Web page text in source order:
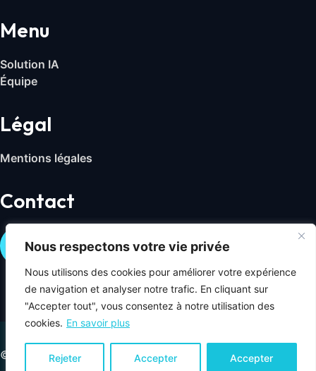
Nous respectons votre vie privée
Nous utilisons des cookies pour améliorer votre expérience
de navigation et analyser notre trafic. En cliquant sur
"Accepter tout", vous consentez à notre utilisation des
cookies. En savoir plus
Rejeter Accepter Accepter
Menu
Solution IA
Équipe
Légal
Mentions légales
Contact
Nous contacter
© 2026 Millennium Digital. Tous droits réservés.